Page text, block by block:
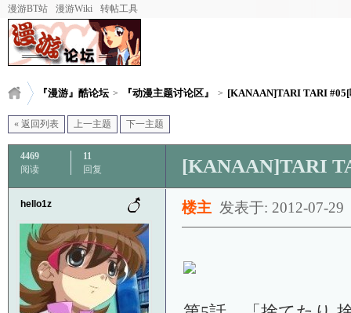
漫游BT站 漫游Wiki 转帖工具
『漫游』酷论坛 > 『动漫主题讨论区』 > [KANAAN]TARI TARI #05[
« 返回列表 上一主题 下一主题
4469
阅读
11
回复
[KANAAN]TARI
hello1z 楼主 发表于: 2012-07-29